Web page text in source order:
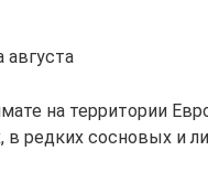
на территории
в редких сосновых и